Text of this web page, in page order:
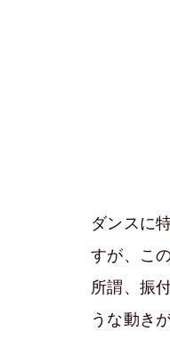
ダンスに
すが、こ
所謂、振
うな動き